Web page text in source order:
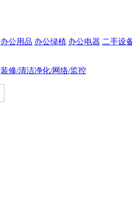
办公用品 办公绿植 办公电器 二手设
装修/清洁净化/网络/监控